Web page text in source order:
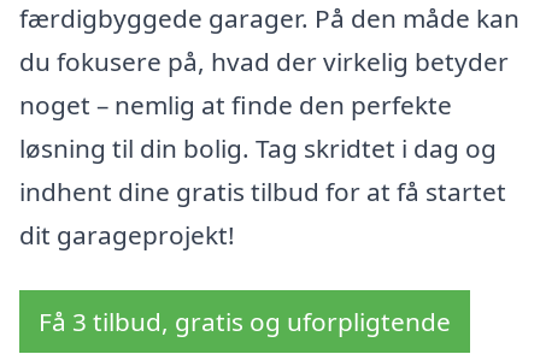
færdigbyggede garager. På den måde kan
du fokusere på, hvad der virkelig betyder
noget – nemlig at finde den perfekte
løsning til din bolig. Tag skridtet i dag og
indhent dine gratis tilbud for at få startet
dit garageprojekt!
Få 3 tilbud, gratis og uforpligtende